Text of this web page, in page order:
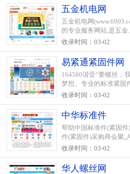
五金机电网
五金机电网
的专业服务网站,是五
们提供的五金产品,加工
坛,商..
收录时间：03-02
易紧通紧固件网
164580谐音“要螺丝，
梦想。专业的标准紧固
钢丝螺套、不锈钢螺丝
收录时间：03-02
中华标准件
帮助中国标准件(紧固
件(紧固件)采购商会聚,
锈钢螺丝,机械,机床,机
收录时间：03-02
华人螺丝网